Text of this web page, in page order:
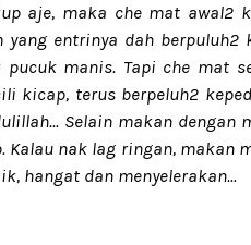
aje, maka che mat
entrinya dah
manis. Tapi che mat
kicap, terus berpeluh2
Selain makan
nak lag ringan, makan
hangat dan menyelerakan...